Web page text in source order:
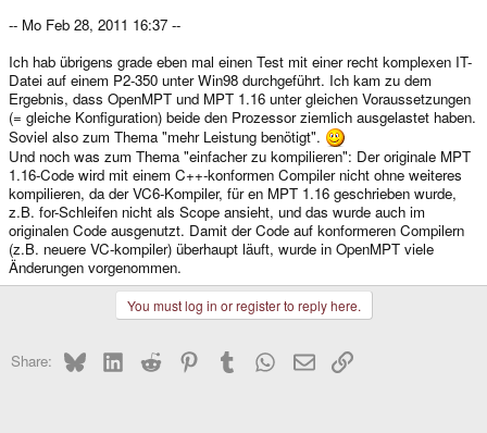
-- Mo Feb 28, 2011 16:37 --
Ich hab übrigens grade eben mal einen Test mit einer recht komplexen IT-
Datei auf einem P2-350 unter Win98 durchgeführt. Ich kam zu dem
Ergebnis, dass OpenMPT und MPT 1.16 unter gleichen Voraussetzungen
(= gleiche Konfiguration) beide den Prozessor ziemlich ausgelastet haben.
Soviel also zum Thema "mehr Leistung benötigt".
Und noch was zum Thema "einfacher zu kompilieren": Der originale MPT
1.16-Code wird mit einem C++-konformen Compiler nicht ohne weiteres
kompilieren, da der VC6-Kompiler, für en MPT 1.16 geschrieben wurde,
z.B. for-Schleifen nicht als Scope ansieht, und das wurde auch im
originalen Code ausgenutzt. Damit der Code auf konformeren Compilern
(z.B. neuere VC-kompiler) überhaupt läuft, wurde in OpenMPT viele
Änderungen vorgenommen.
You must log in or register to reply here.
Share: BlueskyLinkedInReddit PinterestTumblr WhatsApp
EmailLink